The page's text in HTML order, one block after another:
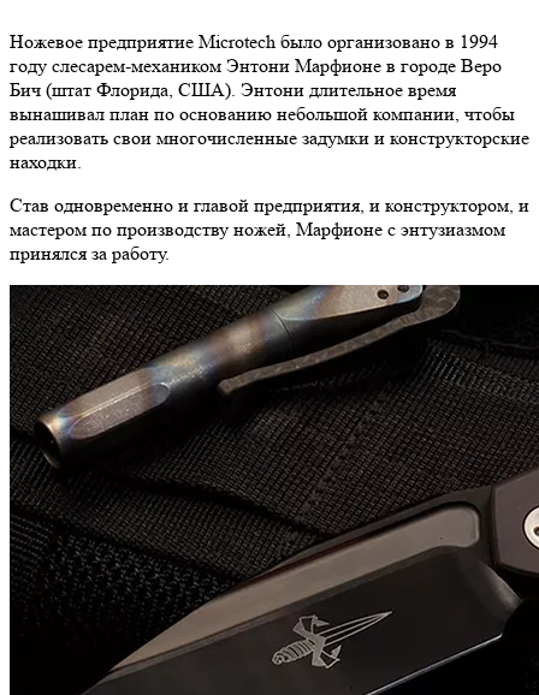
Ножевое предприятие Microtech было организовано в 1994
году слесарем-механиком Энтони Марфионе в городе Веро
Бич (штат Флорида, США). Энтони длительное время
вынашивал план по основанию небольшой компании, чтобы
реализовать свои многочисленные задумки и конструкторские
находки.
Став одновременно и главой предприятия, и конструктором, и
мастером по производству ножей, Марфионе с энтузиазмом
принялся за работу.